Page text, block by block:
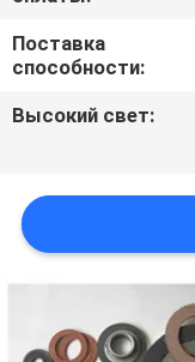
САЙТА
POLICY
Поставка
способности:
Высокий свет: